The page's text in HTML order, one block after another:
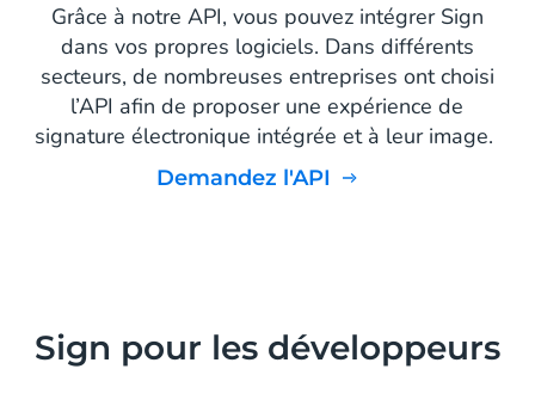
Grâce à notre API, vous pouvez intégrer Sign
dans vos propres logiciels. Dans différents
secteurs, de nombreuses entreprises ont choisi
l’API afin de proposer une expérience de
signature électronique intégrée et à leur image.
Demandez l'API
Sign pour les développeurs